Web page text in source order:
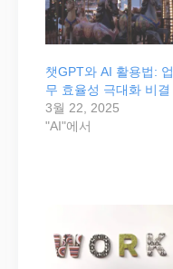
챗GPT와 AI 활용법: 업
무 효율성 극대화 비결
3월 22, 2025
"AI"에서